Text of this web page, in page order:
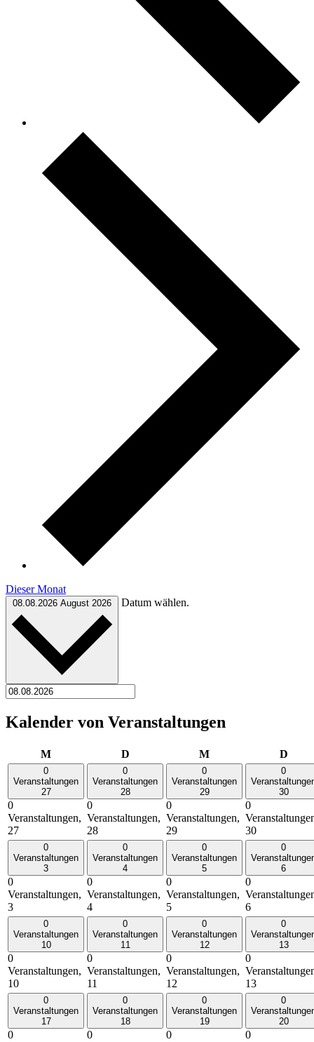
Dieser Monat
08.08.2026 August 2026 Datum wählen.
Kalender von Veranstaltungen
MMontag DDienstag MMittwoch D
0
Veranstaltungen
27
0
Veranstaltungen,
27
0
Veranstaltungen
28
0
Veranstaltungen,
28
0
Veranstaltungen
29
0
Veranstaltungen,
29
0
30
0
30
0
Veranstaltungen
3
0
Veranstaltungen,
3
0
Veranstaltungen
4
0
Veranstaltungen,
4
0
Veranstaltungen
5
0
Veranstaltungen,
5
0
6
0
6
0
Veranstaltungen
10
0
Veranstaltungen,
10
0
Veranstaltungen
11
0
Veranstaltungen,
11
0
Veranstaltungen
12
0
Veranstaltungen,
12
0
13
0
13
0
Veranstaltungen
17
0
0
Veranstaltungen
18
0
0
Veranstaltungen
19
0
0
20
0